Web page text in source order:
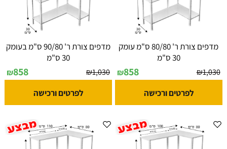
מדפים צורת ר' 80/80 ס"מ עומק
30 ס"מ
₪1,030
₪858
לפרטים ורכישה
מדפים צורת ר' 90/80 ס"מ בעומק
30 ס"מ
₪1,030
₪858
לפרטים ורכישה